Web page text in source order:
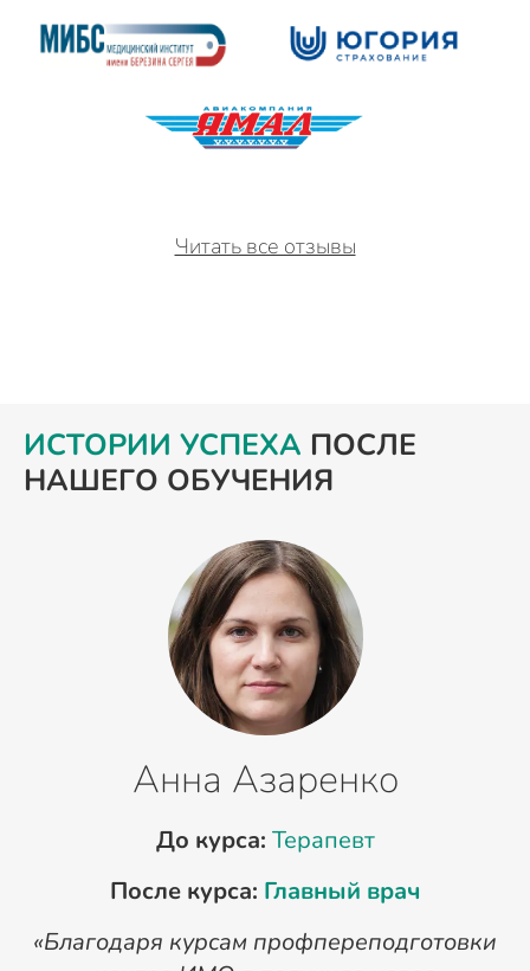
Читать все отзывы
ИСТОРИИ УСПЕХА ПОСЛЕ
НАШЕГО ОБУЧЕНИЯ
Анна Азаренко
До курса: Терапевт
После курса: Главный врач
«Благодаря курсам профпереподготовки